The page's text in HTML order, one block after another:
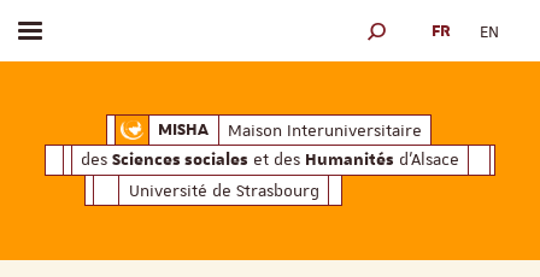
MISHAMaison Interuniversitaire des
Maison Interuniversitaire
des Sciences sociales et des Humanités d'Alsace
Université de Strasbourg
Afficher / masquer le menu MOTEUR DE
FR EN